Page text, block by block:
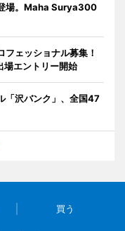
場。Maha Surya300
ェッショナル募集！
場エントリー開始
「沢バンク」、全国47
買う